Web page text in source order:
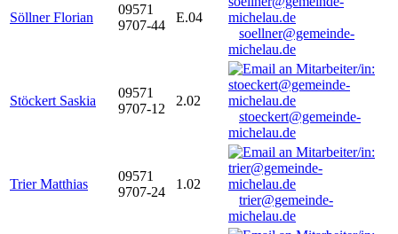
Söllner Florian
09571
9707-44
E.04
soellner@gemeinde-
michelau.de
Stöckert Saskia
09571
9707-12
2.02
stoeckert@gemeinde-
michelau.de
Trier Matthias
09571
9707-24
1.02
trier@gemeinde-
michelau.de